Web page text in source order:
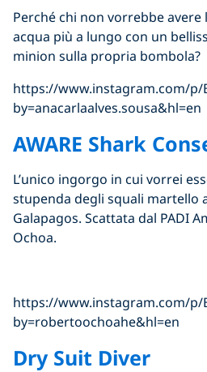
Perché chi non vorrebbe
acqua più a lungo con un
minion sulla propria bombola?
https://www.instagram.com/p/
by=anacarlaalves.sousa&hl=en
AWARE Shark
L’unico ingorgo in cui vorrei
stupenda degli squali martello
Galapagos. Scattata dal PADI
Ochoa.
https://www.instagram.com/p/
by=robertoochoahe&hl=en
Dry Suit Diver